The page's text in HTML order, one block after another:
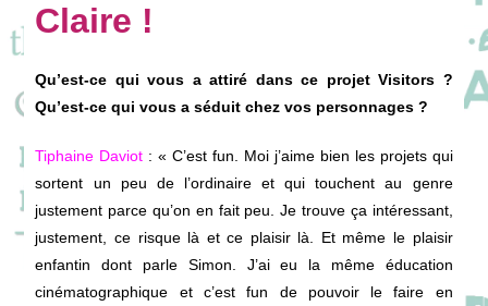
Claire !
Qu’est-ce qui vous a attiré dans ce projet Visitors ?
Qu’est-ce qui vous a séduit chez vos personnages ?
Tiphaine Daviot : «C’est fun. Moi j’aime bien les projets qui
sortent un peu de l’ordinaire et qui touchent au genre
justement parce qu’on en fait peu. Je trouve ça intéressant,
justement, ce risque là et ce plaisir là. Et même le plaisir
enfantin dont parle Simon. J’ai eu la même éducation
cinématographique et c’est fun de pouvoir le faire en